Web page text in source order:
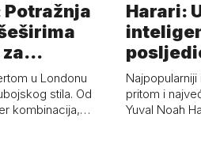
Potražnja
u Londonu
stila. Od
kombinacija,…
Harari:
kolaps
pritom i
Yuval Noah